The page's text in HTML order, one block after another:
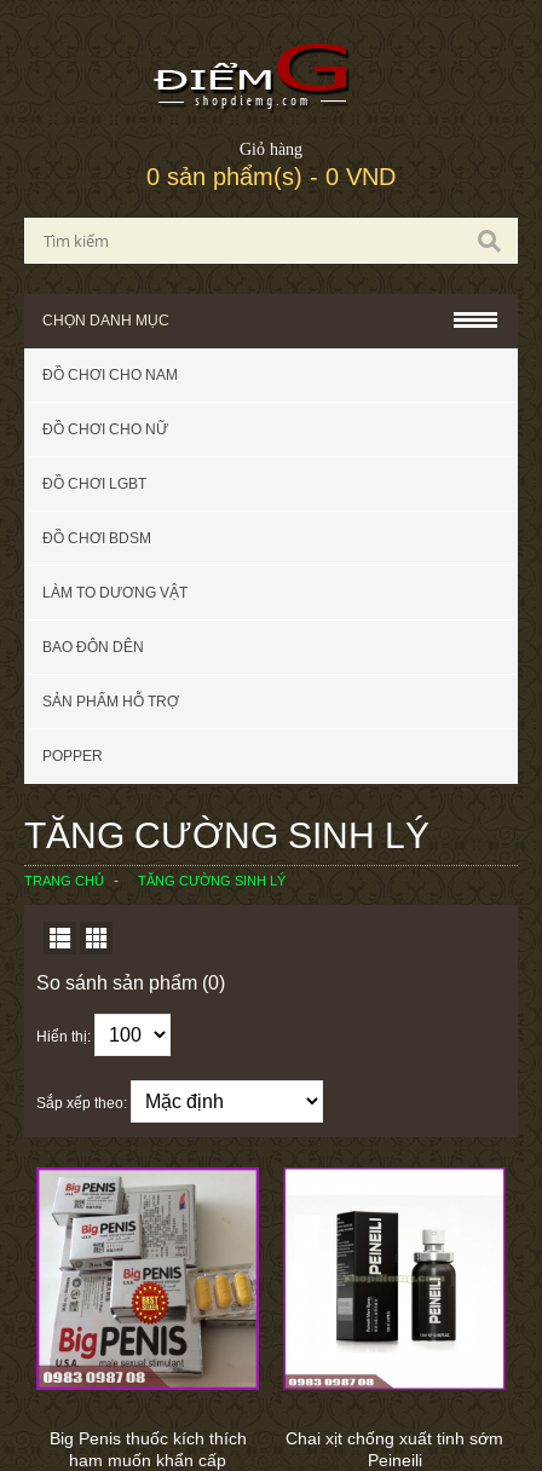
Giỏ hàng
0 sản phẩm(s) - 0 VND
CHỌN DANH MỤC
ĐỒ CHƠI CHO NAM
ĐỒ CHƠI CHO NỮ
ĐỒ CHƠI LGBT
ĐỒ CHƠI BDSM
LÀM TO DƯƠNG VẬT
BAO ĐÔN DÊN
SẢN PHẨM HỖ TRỢ
POPPER
TĂNG CƯỜNG SINH LÝ
TRANG CHỦ TĂNG CƯỜNG SINH LÝ
So sánh sản phẩm (0)
Hiển thị:
Sắp xếp theo:
Big Penis thuốc kích thích
ham muốn khẩn cấp
Chai xịt chống xuất tinh sớm
Peineili